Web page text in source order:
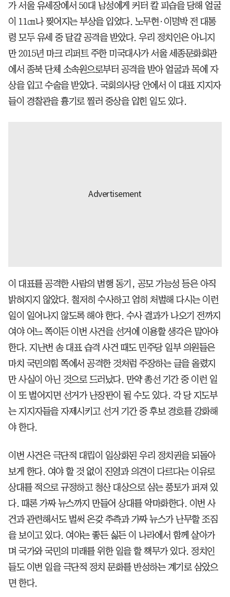
가 서울 유세장에서 50대 남성에게 커터 칼 피습을 당해 얼굴
이 11㎝나 찢어지는 부상을 입었다. 노무현·이명박 전 대통
령 모두 유세 중 달걀 공격을 받았다. 우리 정치인은 아니지
만 2015년 마크 리퍼트 주한 미국대사가 서울 세종문화회관
에서 종북 단체 소속원으로부터 공격을 받아 얼굴과 목에 자
상을 입고 수술을 받았다. 국회의사당 안에서 이 대표 지지자
들이 경찰관을 흉기로 찔러 중상을 입힌 일도 있다.
이 대표를 공격한 사람의 범행 동기, 공모 가능성 등은 아직
밝혀지지 않았다. 철저히 수사하고 엄히 처벌해 다시는 이런
일이 일어나지 않도록 해야 한다. 수사 결과가 나오기 전까지
여야 어느 쪽이든 이번 사건을 선거에 이용할 생각은 말아야
한다. 지난번 송 대표 습격 사건 때도 민주당 일부 의원들은
마치 국민의힘 쪽에서 공격한 것처럼 주장하는 글을 올렸지
만 사실이 아닌 것으로 드러났다. 만약 총선 기간 중 이런 일
이 또 벌어지면 선거가 난장판이 될 수도 있다. 각 당 지도부
는 지지자들을 자제시키고 선거 기간 중 후보 경호를 강화해
야 한다.
이번 사건은 극단적 대립이 일상화된 우리 정치권을 되돌아
보게 한다. 여야 할 것 없이 진영과 의견이 다르다는 이유로
상대를 적으로 규정하고 청산 대상으로 삼는 풍토가 퍼져 있
다. 때론 가짜 뉴스까지 만들어 상대를 악마화한다. 이번 사
건과 관련해서도 벌써 온갖 추측과 가짜 뉴스가 난무할 조짐
을 보이고 있다. 여야는 좋든 싫든 이 나라에서 함께 살아가
며 국가와 국민의 미래를 위한 일을 할 책무가 있다. 정치인
들도 이번 일을 극단적 정치 문화를 반성하는 계기로 삼았으
면 한다.